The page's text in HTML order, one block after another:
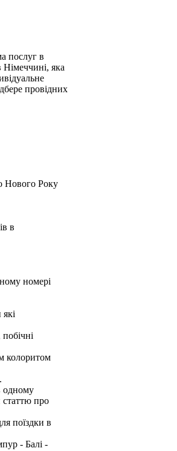
послуг в
Німеччині, яка
провідних
Нового Року
в
номері
колоритом
одному
статтю про
поїздки в
- Балі -